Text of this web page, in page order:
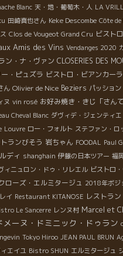
Blanc 天・地・葡萄木・人 LA
田崎真也さん Keke Descombe Côte de
Clos de Vougeot Grand Cru ビスト
Amis des Vins Vendanges 2020
ン・ナ・ヴァン CLOSERIES DES
・ピュズラ ビストロ・ビアンカーラ
ん Olivier de Nice Beziers パッショ
ヌ vin rosé お好み焼き・きじ「さんて
Cheval Blanc ダヴィデ・ジェンティエ
Louvre ロー・フォルト ステファン・ロ
ランびそう 岩ちゃん FOODAL Paul
ディ shanghain 伊藤の日本ツアー 福
ィニュロン・ドゥ・リレエル ビストロ
ローズ・エルミタージュ 2018年ボジ
イ Restaurant KITANOSE レストラ
Le Sancerre レンヌ村 Marcel et
メーヌ・ドミニック・ドゥラン
Tokyo Hiroo JEAN PAUL BRUN
エイユ Bistro SHUN エルミタージュ